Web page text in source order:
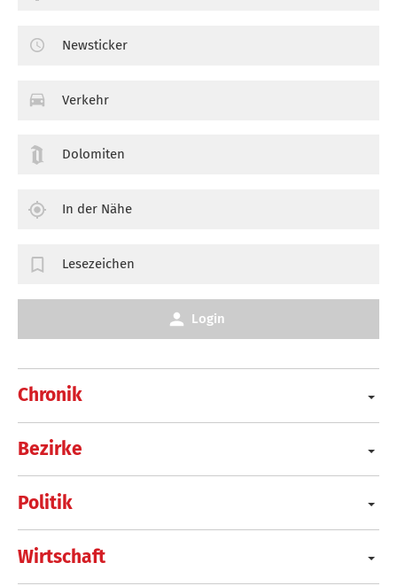
Chronik
Bezirke
Politik
Wirtschaft
Newsticker
Verkehr
Dolomiten
In der Nähe
Lesezeichen
Login